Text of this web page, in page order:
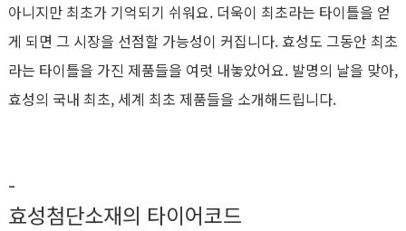
아니지만 최초가 기억되기 쉬워요. 더욱이 최초라는 타이틀을 얻
게 되면 그 시장을 선점할 가능성이 커집니다. 효성도 그동안 최초
라는 타이틀을 가진 제품들을 여럿 내놓았어요. 발명의 날을 맞아,
효성의 국내 최초, 세계 최초 제품들을 소개해드립니다.
-
효성첨단소재의 타이어코드